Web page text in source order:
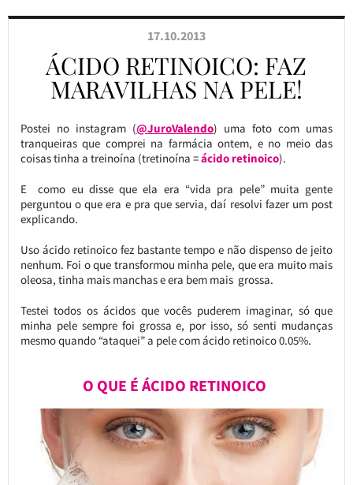
17.10.2013
ÁCIDO RETINOICO: FAZ
MARAVILHAS NA PELE!
Postei no instagram (@JuroValendo) uma foto com umas
tranqueiras que comprei na farmácia ontem, e no meio das
coisas tinha a treinoína (tretinoína =ácido retinoico).
E como eu disse que ela era “vida pra pele” muita gente
perguntou o que era e pra que servia, daí resolvi fazer um post
explicando.
Uso ácido retinoico fez bastante tempo e não dispenso de jeito
nenhum. Foi o que transformou minha pele, que era muito mais
oleosa, tinha mais manchas e era bem mais grossa.
Testei todos os ácidos que vocês puderem imaginar, só que
minha pele sempre foi grossa e, por isso, só senti mudanças
mesmo quando “ataquei” a pele com ácido retinoico 0.05%.
O QUE É ÁCIDO RETINOICO